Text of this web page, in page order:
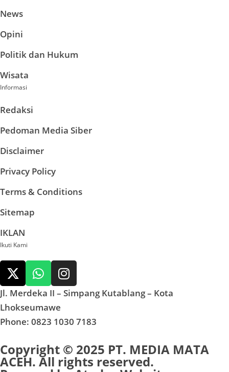
News
Opini
Politik dan Hukum
Wisata
Informasi
Redaksi
Pedoman Media Siber
Disclaimer
Privacy Policy
Terms & Conditions
Sitemap
IKLAN
Ikuti Kami
Jl. Merdeka II – Simpang Kutablang – Kota
Lhokseumawe
Phone: 0823 1030 7183
Copyright © 2025 PT. MEDIA MATA
ACEH. All rights reserved.